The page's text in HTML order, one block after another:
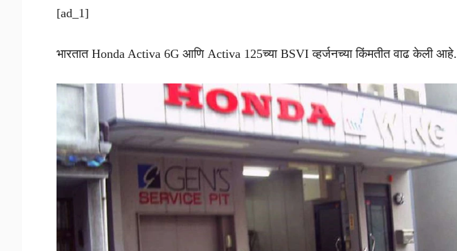
[ad_1]
भारतात Honda Activa 6G आणि Activa 125च्या BSVI व्हर्जनच्या किंमतीत वाढ केली आहे.